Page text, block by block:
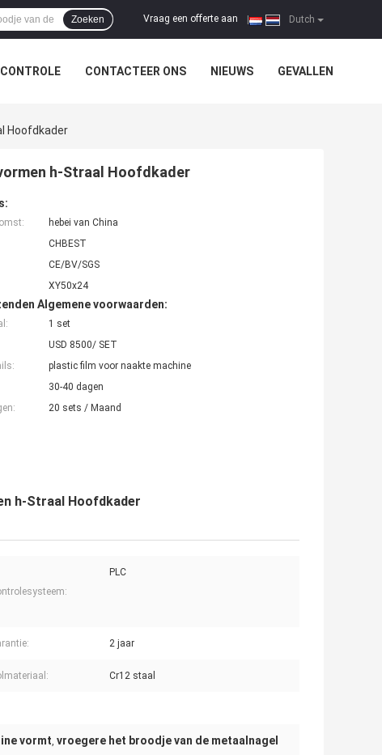
Dutch
Vraag een offerte aan
Zoeken
CONTACTEER ONS NIEUWS GEVALLEN
Hoofdkader
h-Straal Hoofdkader
hebei van China
CHBEST
CE/BV/SGS
XY50x24
Algemene voorwaarden:
1 set
USD 8500/ SET
plastic film voor naakte machine
30-40 dagen
20 sets / Maand
h-Straal Hoofdkader
PLC
2 jaar
Cr12 staal
vormt, vroegere het broodje van de metaalnagel